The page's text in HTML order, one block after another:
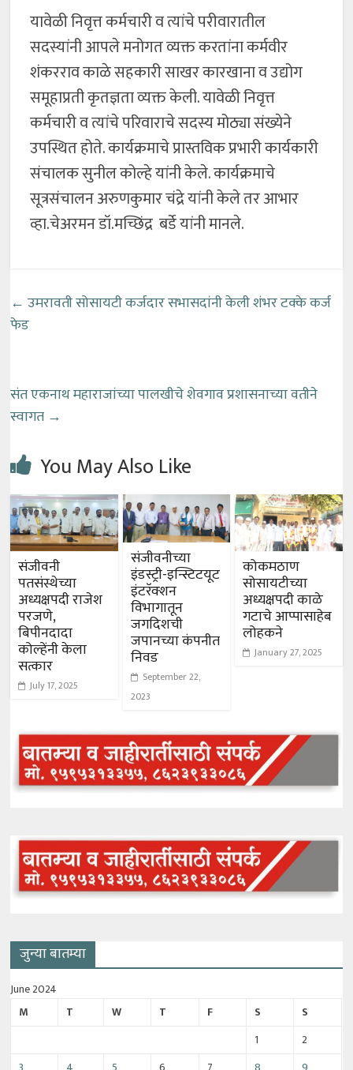
यावेळी निवृत्त कर्मचारी व त्यांचे परीवारातील
सदस्यांनी आपले मनोगत व्यक्त करतांना कर्मवीर
शंकरराव काळे सहकारी साखर कारखाना व उद्योग
समूहाप्रती कृतज्ञता व्यक्त केली. यावेळी निवृत्त
कर्मचारी व त्यांचे परिवाराचे सदस्य मोठ्या संख्येने
उपस्थित होते. कार्यक्रमाचे प्रास्तविक प्रभारी कार्यकारी
संचालक सुनील कोल्हे यांनी केले. कार्यक्रमाचे
सूत्रसंचालन अरुणकुमार चंद्रे यांनी केले तर आभार
व्हा.चेअरमन डॉ.मच्छिंद्र बर्डे यांनी मानले.
← उमरावती सोसायटी कर्जदार सभासदांनी केली शंभर टक्के कर्ज
फेड
संत एकनाथ महाराजांच्या पालखीचे शेवगाव प्रशासनाच्या वतीने
स्वागत →
You May Also Like
संजीवनी
पतसंस्थेच्या
अध्यक्षपदी राजेश
परजणे,
बिपीनदादा
कोल्हेंनी केला
सत्कार
July 17, 2025
संजीवनीच्या
इंडस्ट्री-इन्स्टिटयूट
इंटरॅक्शन
विभागातून
जगदिशची
जपानच्या कंपनीत
निवड
September 22,
2023
कोकमठाण
सोसायटीच्या
अध्यक्षपदी काळे
गटाचे आप्पासाहेब
लोहकने
January 27, 2025
जुन्या बातम्या
June 2024
M
T W T F S
S
1
2